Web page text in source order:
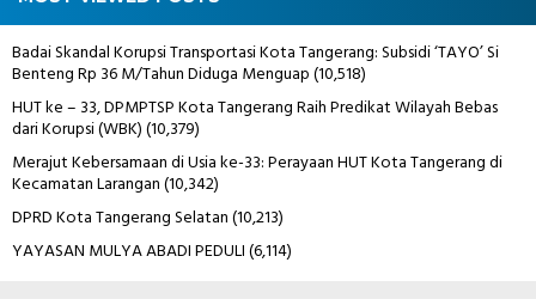
Badai Skandal Korupsi Transportasi Kota Tangerang: Subsidi ‘TAYO’ Si
Benteng Rp 36 M/Tahun Diduga Menguap(10,518)
HUT ke – 33, DPMPTSP Kota Tangerang Raih Predikat Wilayah Bebas
dari Korupsi (WBK)(10,379)
Merajut Kebersamaan di Usia ke-33: Perayaan HUT Kota Tangerang di
Kecamatan Larangan(10,342)
DPRD Kota Tangerang Selatan(10,213)
YAYASAN MULYA ABADI PEDULI(6,114)